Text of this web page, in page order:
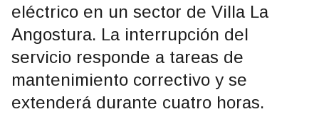
eléctrico en un sector de Villa La
Angostura. La interrupción del
servicio responde a tareas de
mantenimiento correctivo y se
extenderá durante cuatro horas.